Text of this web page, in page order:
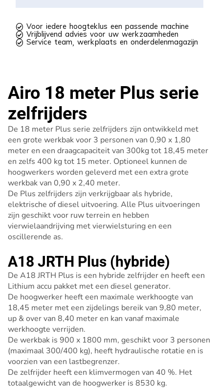
 Voor iedere hoogteklus een passende machine
 Vrijblijvend advies voor uw werkzaamheden
 Service team, werkplaats en onderdelenmagazijn
Airo 18 meter Plus serie
zelfrijders
De 18 meter Plus serie zelfrijders zijn ontwikkeld met
een grote werkbak voor 3 personen van 0,90 x 1,80
meter en een draagcapaciteit van 300kg tot 18,45 meter
en zelfs 400 kg tot 15 meter. Optioneel kunnen de
hoogwerkers worden geleverd met een extra grote
werkbak van 0,90 x 2,40 meter.
De Plus zelfrijders zijn verkrijgbaar als hybride,
elektrische of diesel uitvoering. Alle Plus uitvoeringen
zijn geschikt voor ruw terrein en hebben
vierwielaandrijving met vierwielsturing en een
oscillerende as.
A18 JRTH Plus (hybride)
De A18 JRTH Plus is een hybride zelfrijder en heeft een
Lithium accu pakket met een diesel generator.
De hoogwerker heeft een maximale werkhoogte van
18,45 meter met een zijdelings bereik van 9,80 meter,
up & over van 8,40 meter en kan vanaf maximale
werkhoogte verrijden.
De werkbak is 900 x 1800 mm, geschikt voor 3 personen
(maximaal 300/400 kg), heeft hydraulische rotatie en is
voorzien van een lastbegrenzer.
De zelfrijder heeft een klimvermogen van 40 %. Het
totaalgewicht van de hoogwerker is 8530 kg.